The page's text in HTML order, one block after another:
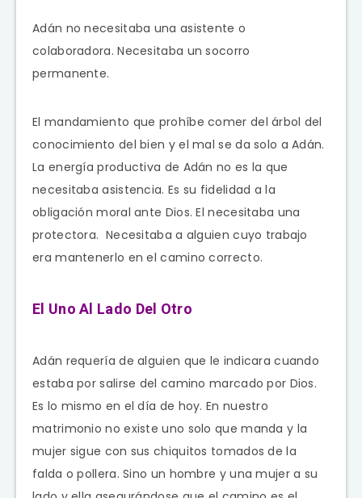
Adán no necesitaba una asistente o
colaboradora. Necesitaba un socorro
permanente.
El mandamiento que prohíbe comer del árbol del
conocimiento del bien y el mal se da solo a Adán.
La energía productiva de Adán no es la que
necesitaba asistencia. Es su fidelidad a la
obligación moral ante Dios. El necesitaba una
protectora. Necesitaba a alguien cuyo trabajo
era mantenerlo en el camino correcto.
El Uno Al Lado Del Otro
Adán requería de alguien que le indicara cuando
estaba por salirse del camino marcado por Dios.
Es lo mismo en el día de hoy. En nuestro
matrimonio no existe uno solo que manda y la
mujer sigue con sus chiquitos tomados de la
falda o pollera. Sino un hombre y una mujer a su